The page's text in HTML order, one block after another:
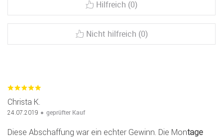
Hilfreich (0)
Nicht hilfreich (0)
Christa K.
24.07.2019 geprüfter Kauf
Diese Abschaffung war ein echter Gewinn. Die Montage